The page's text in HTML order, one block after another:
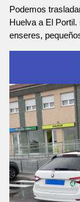
Podemos
Huelva a El
enseres,